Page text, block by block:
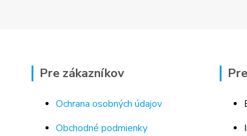
Pre zákazníkov
Ochrana osobných údajov
Obchodné podmienky